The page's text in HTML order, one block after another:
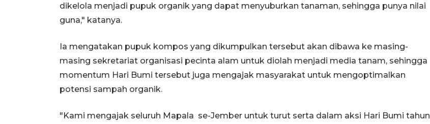
dikelola menjadi pupuk organik yang dapat menyuburkan tanaman, sehingga punya nilai
guna," katanya.
Ia mengatakan pupuk kompos yang dikumpulkan tersebut akan dibawa ke masing-
masing sekretariat organisasi pecinta alam untuk diolah menjadi media tanam, sehingga
momentum Hari Bumi tersebut juga mengajak masyarakat untuk mengoptimalkan
potensi sampah organik.
"Kami mengajak seluruh Mapala se-Jember untuk turut serta dalam aksi Hari Bumi tahun